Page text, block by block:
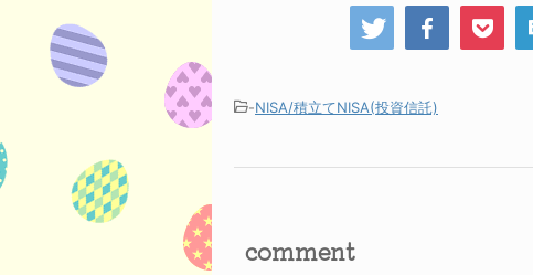
-NISA/積立てNISA(投資信託)
comment